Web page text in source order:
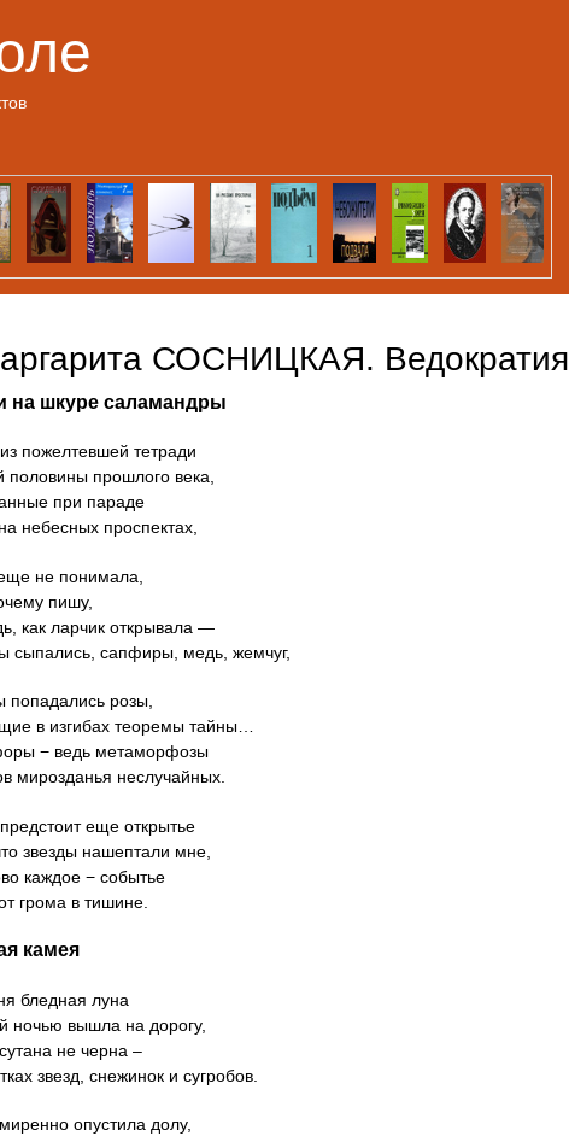
СОСНИЦКАЯ. Ведократия
на шкуре саламандры
пожелтевшей тетради
половины прошлого века,
при параде
небесных проспектах,
не понимала,
пишу,
как ларчик открывала —
сыпались, сапфиры, медь, жемчуг,
попадались розы,
в изгибах теоремы тайны…
− ведь метаморфозы
мирозданья неслучайных.
еще открытье
звезды нашептали мне,
каждое − событье
грома в тишине.
камея
бледнaя луна
ночью вышла на дорогу,
не черна ‒
звезд, снежинок и сугробов.
опустила долу,